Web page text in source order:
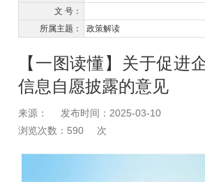
文 号：
所属主题：
政策解读
【一图读懂】关于促进
信息自愿披露的意见
来源：
发布时间：2025-03-10
浏览次数： 590 次